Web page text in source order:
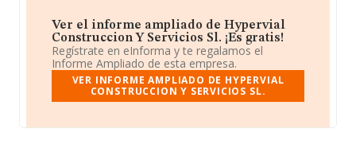
Ver el informe ampliado de Hypervial
Construccion Y Servicios Sl. ¡Es gratis!
Regístrate en eInforma y te regalamos el
Informe Ampliado de esta empresa.
VER INFORME AMPLIADO DE HYPERVIAL
CONSTRUCCION Y SERVICIOS SL.